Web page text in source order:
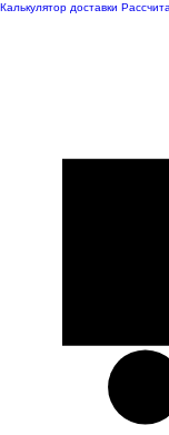
Калькулятор доставки